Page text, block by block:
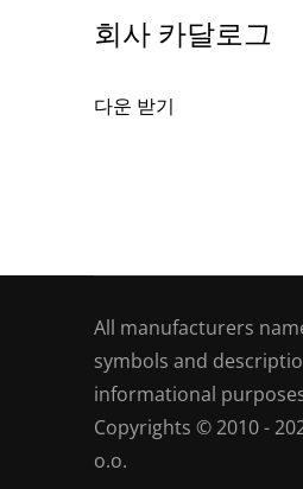
회사 카달로그
다운 받기
All manufacturers
symbols and
informational
Copyrights © 2010 -
o.o.